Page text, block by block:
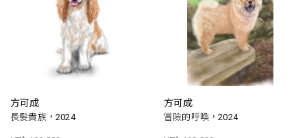
方可成
長髮貴族，2024
方可成
冒險的呼喚，2024